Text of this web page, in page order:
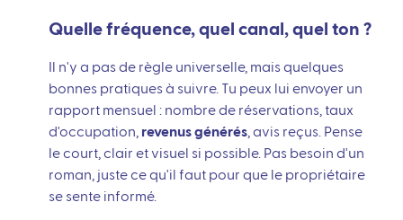
Quelle fréquence, quel canal, quel ton ?
Il n'y a pas de règle universelle, mais quelques
bonnes pratiques à suivre. Tu peux lui envoyer un
rapport mensuel : nombre de réservations, taux
d'occupation, revenus générés , avis reçus. Pense
le court, clair et visuel si possible. Pas besoin d'un
roman, juste ce qu'il faut pour que le propriétaire
se sente informé.